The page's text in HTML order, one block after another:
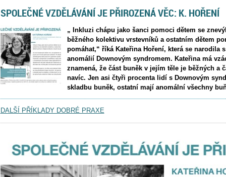
SPOLEČNÉ VZDĚLÁVÁNÍ JE PŘIROZENÁ VĚC: K. HOŘENÍ
„ Inkluzi chápu jako šanci pomoci dětem se
běžného kolektivu vrstevníků a ostatním dětem
pomáhat,“ říká Kateřina Hoření, která se narodila
anomálií Downovým syndromem. Kateřina má
znamená, že část buněk v jejím těle je běžných a
navíc. Jen asi čtyři procenta lidí s Downovým
skladbu buněk, ostatní mají anomální všechny
DALŠÍ PŘÍKLADY DOBRÉ PRAXE